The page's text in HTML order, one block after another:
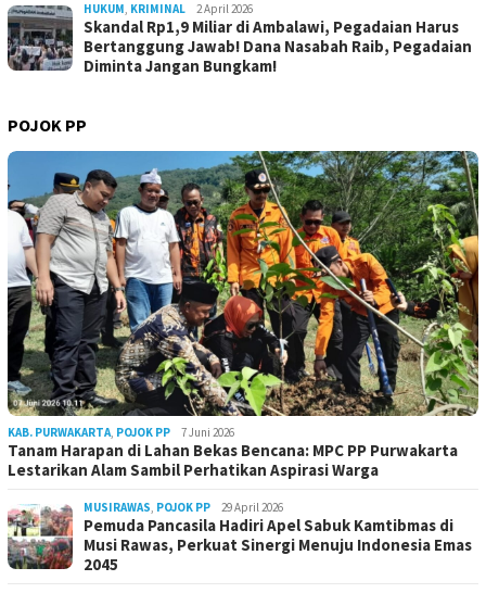
HUKUM, KRIMINAL 2 April 2026
Skandal Rp1,9 Miliar di Ambalawi, Pegadaian Harus
Bertanggung Jawab! Dana Nasabah Raib, Pegadaian
Diminta Jangan Bungkam!
POJOK PP
KAB. PURWAKARTA, POJOK PP 7 Juni 2026
Tanam Harapan di Lahan Bekas Bencana: MPC PP Purwakarta
Lestarikan Alam Sambil Perhatikan Aspirasi Warga
MUSIRAWAS, POJOK PP 29 April 2026
Pemuda Pancasila Hadiri Apel Sabuk Kamtibmas di
Musi Rawas, Perkuat Sinergi Menuju Indonesia Emas
2045